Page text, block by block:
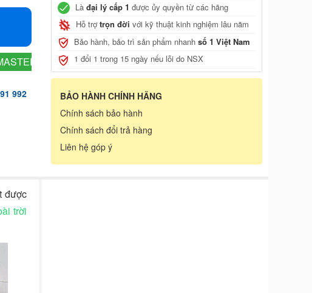
JCB
992
Là đại lý cấp 1 được ủy quyền từ các hãng
Hỗ trợtrọn đời với kỹ thuật kinh nghiệm lâu năm
Bảo hành, bảo trì sản phẩm nhanh số 1 Việt Nam
1 đổi 1 trong 15 ngày nếu lỗi do NSX
BẢO HÀNH CHÍNH HÃNG
Chính sách bảo hành
Chính sách đổi trả hàng
Liên hệ góp ý
được
trời